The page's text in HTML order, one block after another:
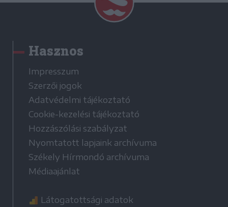
Hasznos
Impresszum
Szerzői jogok
Adatvédelmi tájékoztató
Cookie-kezelési tájékoztató
Hozzászólási szabályzat
Nyomtatott lapjaink archívuma
Székely Hírmondó archívuma
Médiaajánlat
Látogatottsági adatok